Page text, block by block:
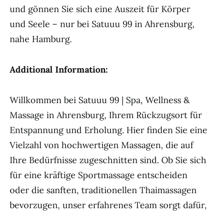
und gönnen Sie sich eine Auszeit für Körper
und Seele – nur bei Satuuu 99 in Ahrensburg,
nahe Hamburg.
Additional Information:
Willkommen bei Satuuu 99 | Spa, Wellness &
Massage in Ahrensburg, Ihrem Rückzugsort für
Entspannung und Erholung. Hier finden Sie eine
Vielzahl von hochwertigen Massagen, die auf
Ihre Bedürfnisse zugeschnitten sind. Ob Sie sich
für eine kräftige Sportmassage entscheiden
oder die sanften, traditionellen Thaimassagen
bevorzugen, unser erfahrenes Team sorgt dafür,